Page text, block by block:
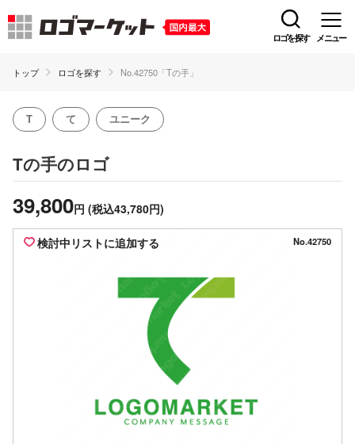
ロゴを探す メニュー
トップ ロゴを探す No.42750「Tの手」
T て ユニーク
Tの手のロゴ
39,800円 (税込43,780円)
検討中リストに追加する No.42750